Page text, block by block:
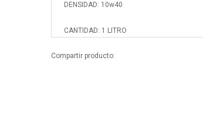
DENSIDAD: 10w40
CANTIDAD: 1 LITRO
Compartir producto: